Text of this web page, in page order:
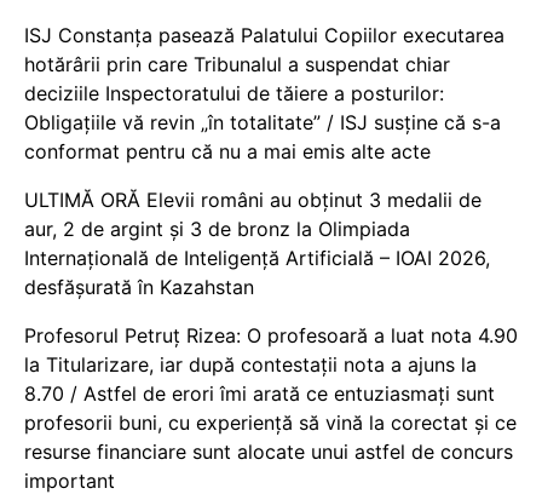
ISJ Constanța pasează Palatului Copiilor executarea
hotărârii prin care Tribunalul a suspendat chiar
deciziile Inspectoratului de tăiere a posturilor:
Obligațiile vă revin „în totalitate” / ISJ susține că s-a
conformat pentru că nu a mai emis alte acte
ULTIMĂ ORĂ Elevii români au obținut 3 medalii de
aur, 2 de argint și 3 de bronz la Olimpiada
Internațională de Inteligență Artificială – IOAI 2026,
desfășurată în Kazahstan
Profesorul Petruț Rizea: O profesoară a luat nota 4.90
la Titularizare, iar după contestații nota a ajuns la
8.70 / Astfel de erori îmi arată ce entuziasmați sunt
profesorii buni, cu experiență să vină la corectat și ce
resurse financiare sunt alocate unui astfel de concurs
important